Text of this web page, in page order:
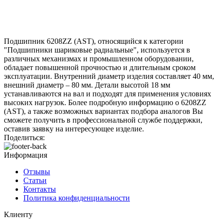
Подшипник 6208ZZ (AST), относящийся к категории
"Подшипники шариковые радиальные", используется в
различных механизмах и промышленном оборудовании,
обладает повышенной прочностью и длительным сроком
эксплуатации. Внутренний диаметр изделия составляет 40 мм,
внешний диаметр – 80 мм. Детали высотой 18 мм
устанавливаются на вал и подходят для применения условиях
высоких нагрузок. Более подробную информацию о 6208ZZ
(AST), а также возможных вариантах подбора аналогов Вы
сможете получить в профессиональной службе поддержки,
оставив заявку на интересующее изделие.
Поделиться:
Информация
Отзывы
Статьи
Контакты
Политика конфиденциальности
Клиенту